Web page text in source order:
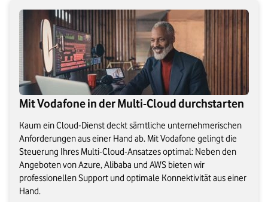
Mit Vodafone in der Multi-Cloud durchstarten
Kaum ein Cloud-Dienst deckt sämtliche unternehmerischen
Anforderungen aus einer Hand ab. Mit Vodafone gelingt die
Steuerung Ihres Multi-Cloud-Ansatzes optimal: Neben den
Angeboten von Azure, Alibaba und AWS bieten wir
professionellen Support und optimale Konnektivität aus einer
Hand.